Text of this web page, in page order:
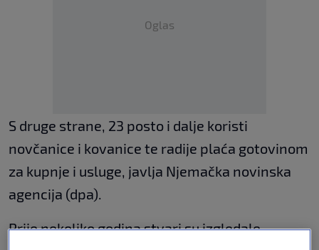
Oglas
S druge strane, 23 posto i dalje koristi
novčanice i kovanice te radije plaća gotovinom
za kupnje i usluge, javlja Njemačka novinska
agencija (dpa).
Prije nekoliko godina stvari su izgledale